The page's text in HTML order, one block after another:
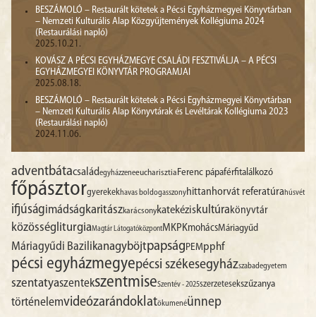
BESZÁMOLÓ – Restaurált kötetek a Pécsi Egyházmegyei Könyvtárban
– Nemzeti Kulturális Alap Közgyűjtemények Kollégiuma 2024
(Restaurálási napló)
2025.10.21.
KOVÁSZ A PÉCSI EGYHÁZMEGYE CSALÁDI FESZTIVÁLJA – A PÉCSI
EGYHÁZMEGYEI KÖNYVTÁR PROGRAMJAI
2025.08.18.
BESZÁMOLÓ – Restaurált kötetek a Pécsi Egyházmegyei Könyvtárban
– Nemzeti Kulturális Alap Könyvtárak és Levéltárak Kollégiuma 2023
(Restaurálási napló)
2024.11.06.
adventbátacsaládegyházzeneeucharisztia Ferenc pápaférfitalálkozó
főpásztorgyerekekhavas boldogasszonyhittanhorvát referatúrahúsvét
ifjúságimádságkaritászkarácsonykatekéziskultúra könyvtár
közösségliturgiaMagtár LátogatóközpontMKPKmohácsMáriagyűd
Máriagyűdi Bazilikanagyböjtpapság PEMpphf
pécsi egyházmegyepécsi székesegyházszabadegyetem
szentatyaszentekszentmiseSzentév - 2025szerzetesekszűzanya
történelemvideózarándoklatökumenéünnep